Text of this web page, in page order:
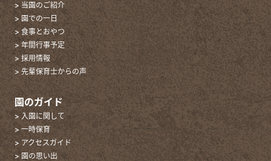
> 当園のご紹介
> 園での一日
> 食事とおやつ
> 年間行事予定
> 採用情報
> 先輩保育士からの声
園のガイド
> 入園に関して
> 一時保育
> アクセスガイド
> 園の思い出